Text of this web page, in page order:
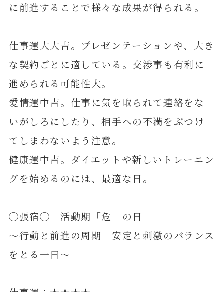
に前進することで様々な成果が得られる。
仕事運大大吉。プレゼンテーションや、大き
な契約ごとに適している。交渉事も有利に
進められる可能性大。
愛情運中吉。仕事に気を取られて連絡をな
いがしろにしたり、相手への不満をぶつけ
てしまわないよう注意。
健康運中吉。ダイエットや新しいトレーニン
グを始めるのには、最適な日。
◯張宿◯ 活動期「危」の日
～行動と前進の周期 安定と刺激のバランス
をとる一日～